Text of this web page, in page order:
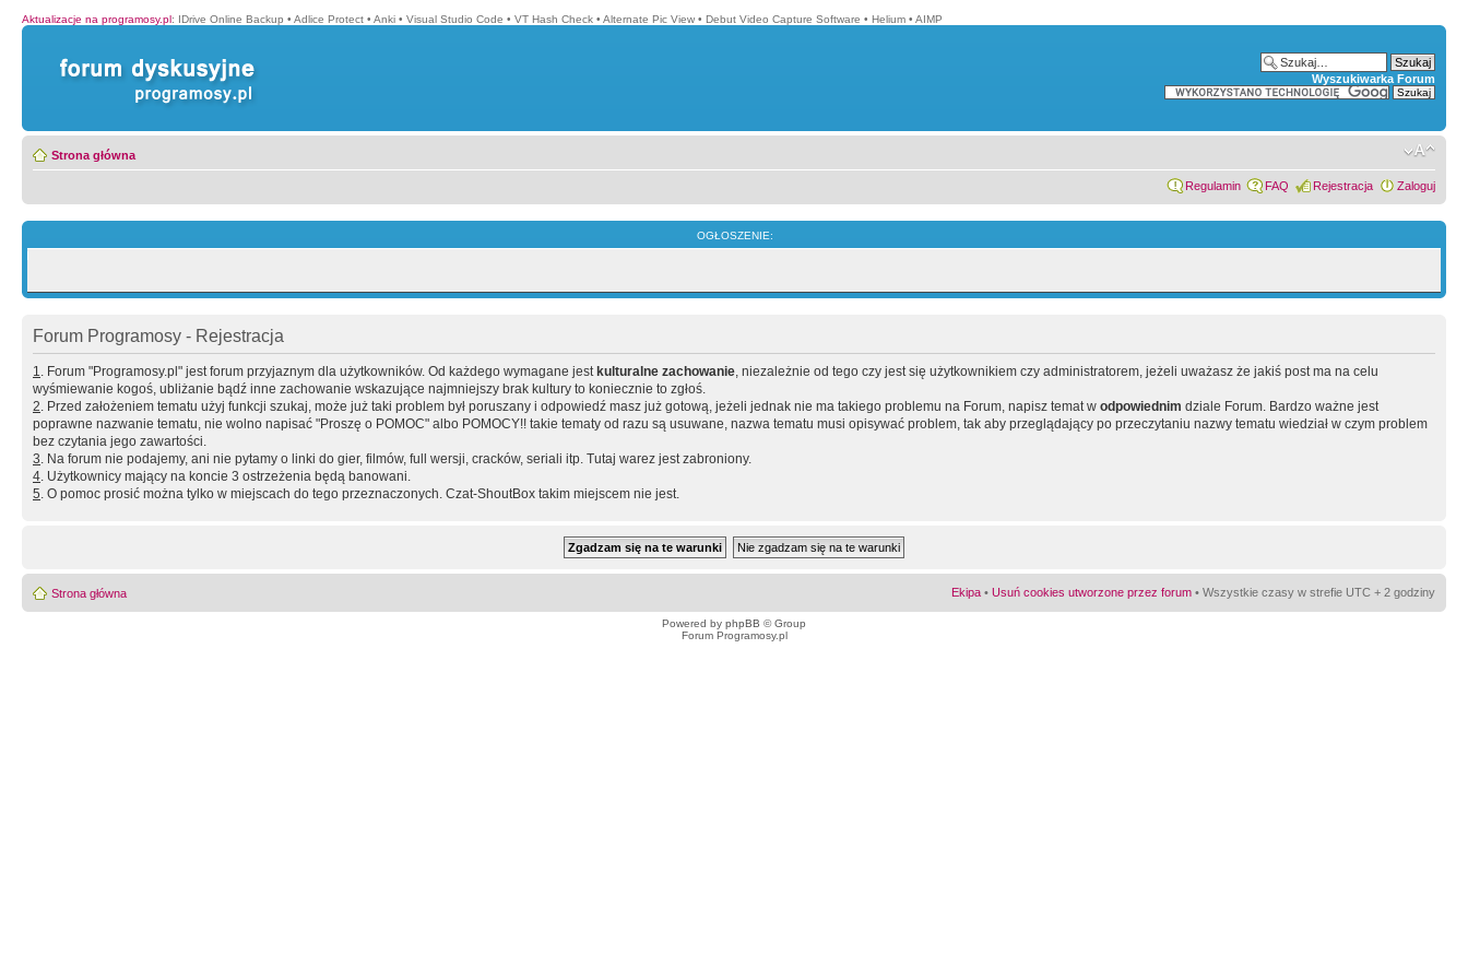
Aktualizacje na programosy.pl: IDrive Online Backup • Adlice Protect • Anki • Visual Studio Code • VT Hash Check • Alternate Pic View • Debut Video Capture Software • Helium • AIMP
Wyszukiwarka Forum
Strona główna
Regulamin FAQ Rejestracja Zaloguj
OGŁOSZENIE:
Forum Programosy - Rejestracja
1. Forum "Programosy.pl" jest forum przyjaznym dla użytkowników. Od każdego wymagane jest kulturalne zachowanie, niezależnie od tego czy jest się użytkownikiem czy administratorem, jeżeli uważasz że jakiś post ma na celu
wyśmiewanie kogoś, ubliżanie bądź inne zachowanie wskazujące najmniejszy brak kultury to koniecznie to zgłoś.
2. Przed założeniem tematu użyj funkcji szukaj, może już taki problem był poruszany i odpowiedź masz już gotową, jeżeli jednak nie ma takiego problemu na Forum, napisz temat w odpowiednim dziale Forum. Bardzo ważne jest
poprawne nazwanie tematu, nie wolno napisać "Proszę o POMOC" albo POMOCY!! takie tematy od razu są usuwane, nazwa tematu musi opisywać problem, tak aby przeglądający po przeczytaniu nazwy tematu wiedział w czym problem
bez czytania jego zawartości.
3. Na forum nie podajemy, ani nie pytamy o linki do gier, filmów, full wersji, cracków, seriali itp. Tutaj warez jest zabroniony.
4. Użytkownicy mający na koncie 3 ostrzeżenia będą banowani.
5. O pomoc prosić można tylko w miejscach do tego przeznaczonych. Czat-ShoutBox takim miejscem nie jest.
Strona główna Ekipa • Usuń cookies utworzone przez forum • Wszystkie czasy w strefie UTC + 2 godziny
Powered by phpBB © Group
Forum Programosy.pl